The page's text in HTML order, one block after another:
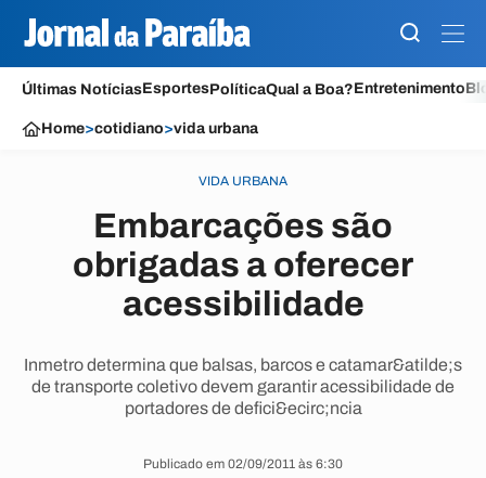
Últimas NotíciasEsportesPolíticaQual a Boa?Entretenimento
Home>cotidiano>vida urbana
VIDA URBANA
Embarcações são
obrigadas a oferecer
acessibilidade
Inmetro determina que balsas, barcos e catamar&atilde;s
de transporte coletivo devem garantir acessibilidade de
portadores de defici&ecirc;ncia
Publicado em 02/09/2011 às 6:30